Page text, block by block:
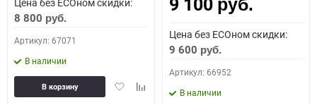
8 800 руб.
Артикул: 67071
В наличии
ДобавитьДобавить
В корзину
руб.
Цена без ECOном скидки:
9 600 руб.
Артикул: 66952
В наличии